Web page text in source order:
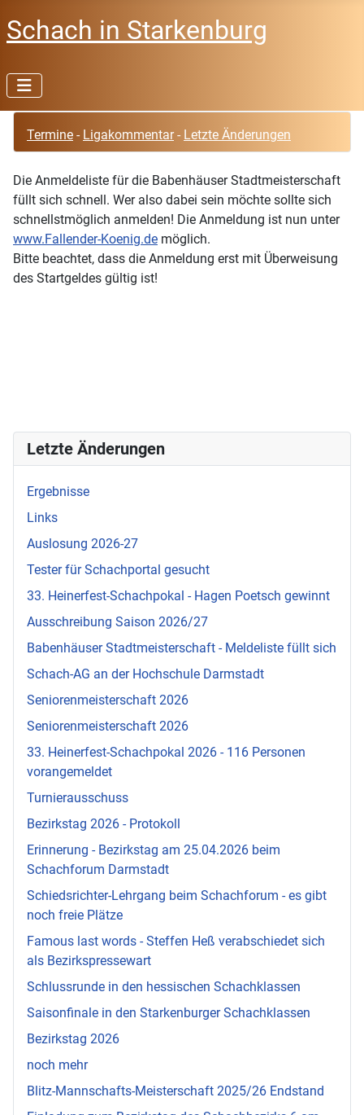
Schach in Starkenburg
Termine - Ligakommentar- Letzte Änderungen
Die Anmeldeliste für die Babenhäuser Stadtmeisterschaft
füllt sich schnell. Wer also dabei sein möchte sollte sich
schnellstmöglich anmelden! Die Anmeldung ist nun unter
www.Fallender-Koenig.de möglich.
Bitte beachtet, dass die Anmeldung erst mit Überweisung
des Startgeldes gültig ist!
Letzte Änderungen
Ergebnisse
Links
Auslosung 2026-27
Tester für Schachportal gesucht
33. Heinerfest-Schachpokal - Hagen Poetsch gewinnt
Ausschreibung Saison 2026/27
Babenhäuser Stadtmeisterschaft - Meldeliste füllt sich
Schach-AG an der Hochschule Darmstadt
Seniorenmeisterschaft 2026
Seniorenmeisterschaft 2026
33. Heinerfest-Schachpokal 2026 - 116 Personen
vorangemeldet
Turnierausschuss
Bezirkstag 2026 - Protokoll
Erinnerung - Bezirkstag am 25.04.2026 beim
Schachforum Darmstadt
Schiedsrichter-Lehrgang beim Schachforum - es gibt
noch freie Plätze
Famous last words - Steffen Heß verabschiedet sich
als Bezirkspressewart
Schlussrunde in den hessischen Schachklassen
Saisonfinale in den Starkenburger Schachklassen
Bezirkstag 2026
noch mehr
Blitz-Mannschafts-Meisterschaft 2025/26 Endstand